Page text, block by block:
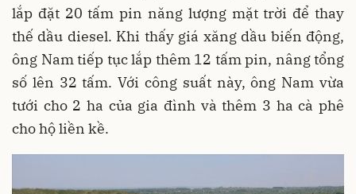
lắp đặt 20 tấm pin năng lượng mặt trời để thay
thế dầu diesel. Khi thấy giá xăng dầu biến động,
ông Nam tiếp tục lắp thêm 12 tấm pin, nâng tổng
số lên 32 tấm. Với công suất này, ông Nam vừa
tưới cho 2 ha của gia đình và thêm 3 ha cà phê
cho hộ liền kề.